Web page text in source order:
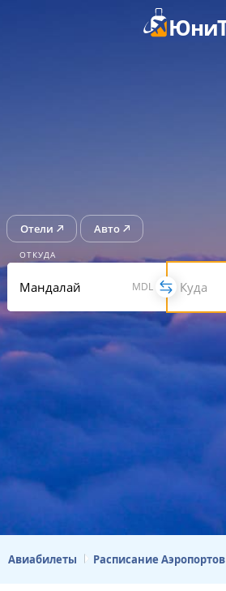
Отели Авто
ОТКУДА
MDL
Авиабилеты Расписание Аэропортов